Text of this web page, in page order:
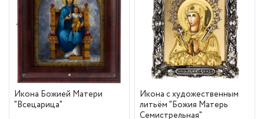
Икона Божией Матери
"Всецарица"
Икона с художественным
литьём "Божия Матерь
Семистрельная"